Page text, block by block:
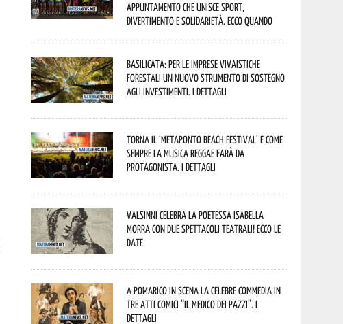
appuntamento che unisce sport,
divertimento e solidarietà. Ecco quando
Basilicata: per le imprese vivaistiche
forestali un nuovo strumento di sostegno
agli investimenti. I dettagli
Torna il ‘Metaponto beach festival’ e come
sempre la musica reggae farà da
protagonista. I dettagli
Valsinni celebra la poetessa Isabella
Morra con due spettacoli teatrali! Ecco le
date
A Pomarico in scena la celebre commedia in
tre atti comici “Il medico dei pazzi”. I
dettagli